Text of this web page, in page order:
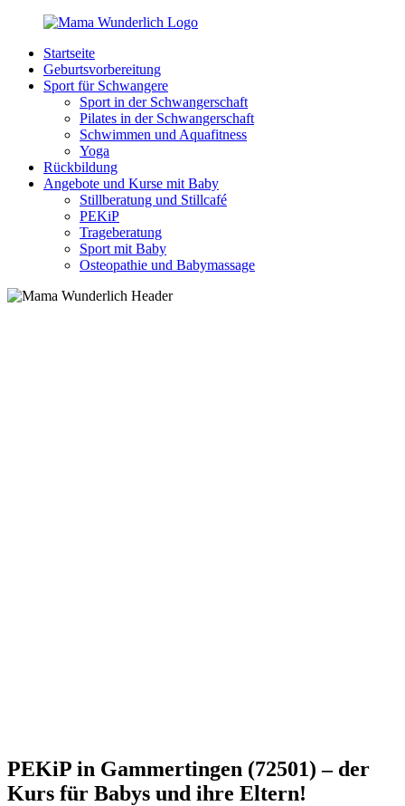
Zurück
Inhalt
MamaWunderlich.de
Mutti
sein
wunderbar!
Startseite
Geburtsvorbereitung
Sport für Schwangere
Sport in der Schwangerschaft
Pilates in der Schwangerschaft
Schwimmen und Aquafitness
Yoga
Rückbildung
Angebote und Kurse mit Baby
Stillberatung und Stillcafé
PEKiP
Trageberatung
Sport mit Baby
Osteopathie und Babymassage
PEKiP in Gammertingen (72501) – der
Kurs für Babys und ihre Eltern!